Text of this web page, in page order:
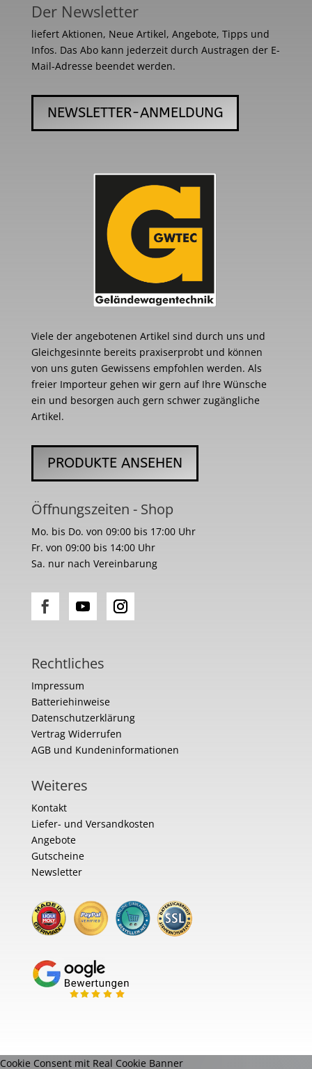
Der Newsletter
liefert Aktionen, Neue Artikel, Angebote, Tipps und
Infos. Das Abo kann jederzeit durch Austragen der E-
Mail-Adresse beendet werden.
NEWSLETTER-ANMELDUNG
Viele der angebotenen Artikel sind durch uns und
Gleichgesinnte bereits praxiserprobt und können
von uns guten Gewissens empfohlen werden. Als
freier Importeur gehen wir gern auf Ihre Wünsche
ein und besorgen auch gern schwer zugängliche
Artikel.
PRODUKTE ANSEHEN
Öffnungszeiten - Shop
Mo. bis Do. von 09:00 bis 17:00 Uhr
Fr. von 09:00 bis 14:00 Uhr
Sa. nur nach Vereinbarung
Rechtliches
Impressum
Batteriehinweise
Datenschutzerklärung
Vertrag Widerrufen
AGB und Kundeninformationen
Weiteres
Kontakt
Liefer- und Versandkosten
Angebote
Gutscheine
Newsletter
Cookie Consent mit Real Cookie Banner